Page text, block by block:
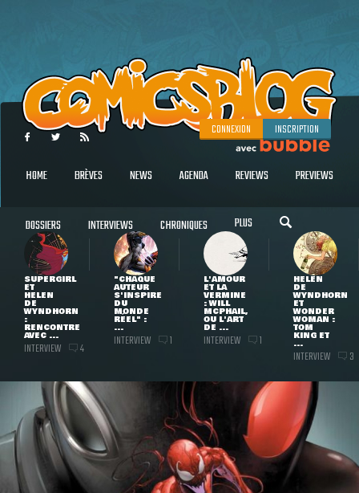
CONNEXION INSCRIPTION
HOME BRÈVES NEWS AGENDA REVIEWS PREVIEWS
DOSSIERS INTERVIEWS CHRONIQUES PLUS
SUPERGIRL
ET
HELEN
DE
WYNDHORN
:
RENCONTRE
AVEC ...
INTERVIEW 4
"CHAQUE
AUTEUR
S'INSPIRE
DU
MONDE
RÉEL" :
...
INTERVIEW 1
L'AMOUR
ET LA
VERMINE
: WILL
MCPHAIL,
OU L'ART
DE ...
INTERVIEW 1
HELEN
DE
WYNDHORN
ET
WONDER
WOMAN :
TOM
KING ET
...
INTERVIEW 3